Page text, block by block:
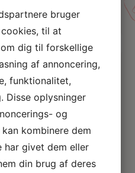
Søg
til sidebord
bruger
til at
dig til forskellige
af annoncering,
funktionalitet,
Disse oplysninger
og
kombinere dem
har givet dem eller
din brug af deres